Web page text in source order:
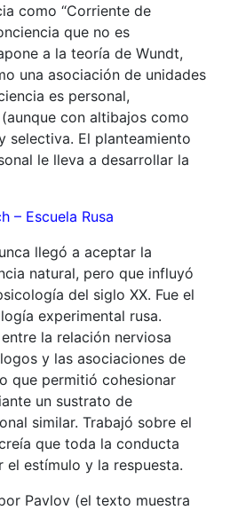
como “Corriente de
que no es
a la teoría de Wundt,
una asociación de unidades
es personal,
con altibajos como
selectiva. El planteamiento
le lleva a desarrollar la
– Escuela Rusa
llegó a aceptar la
natural, pero que influyó
del siglo XX. Fue el
experimental rusa.
la relación nerviosa
y las asociaciones de
que permitió cohesionar
un sustrato de
similar. Trabajó sobre el
que toda la conducta
el estímulo y la respuesta.
Pavlov (el texto muestra